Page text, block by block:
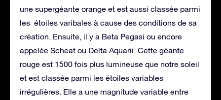
une supergéante orange et est aussi classée parmi
les étoiles varibales à cause des conditions de sa
création. Ensuite, il y a Beta Pegasi ou encore
appelée Scheat ou Delta Aquarii. Cette géante
rouge est 1500 fois plus lumineuse que notre soleil
et est classée parmi les étoiles variables
irrégulières. Elle a une magnitude variable entre